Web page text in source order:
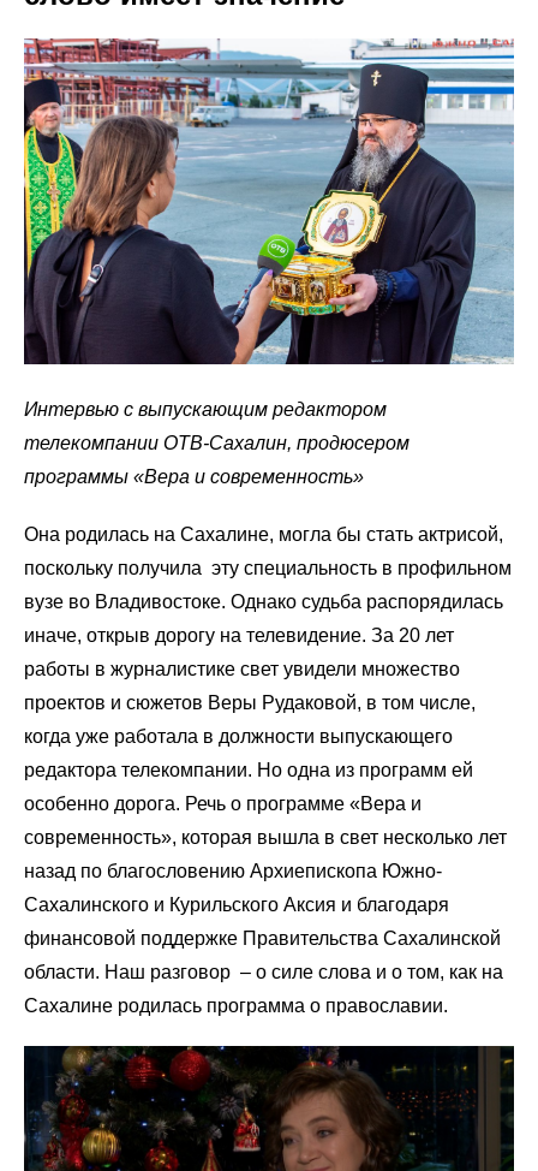
Интервью с выпускающим редактором
телекомпании ОТВ-Сахалин, продюсером
программы «Вера и современность»
Она родилась на Сахалине, могла бы стать актрисой,
поскольку получила эту специальность в профильном
вузе во Владивостоке. Однако судьба распорядилась
иначе, открыв дорогу на телевидение. За 20 лет
работы в журналистике свет увидели множество
проектов и сюжетов Веры Рудаковой, в том числе,
когда уже работала в должности выпускающего
редактора телекомпании. Но одна из программ ей
особенно дорога. Речь о программе «Вера и
современность», которая вышла в свет несколько лет
назад по благословению Архиепископа Южно-
Сахалинского и Курильского Аксия и благодаря
финансовой поддержке Правительства Сахалинской
области. Наш разговор – о силе слова и о том, как на
Сахалине родилась программа о православии.